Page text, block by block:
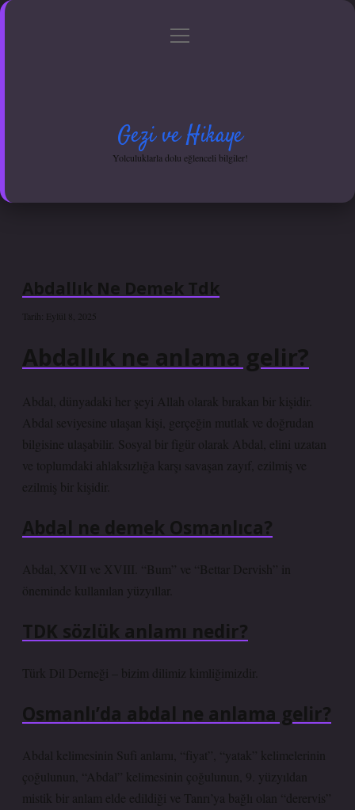
Gizlilik Politikası
menüyü
Gezi ve Hikaye
Yolculuklarla dolu eğlenceli bilgiler!
Abdallık Ne Demek Tdk
Tarih: Eylül 8, 2025
Abdallık ne anlama gelir?
Abdal, dünyadaki her şeyi Allah olarak bırakan bir kişidir.
Abdal seviyesine ulaşan kişi, gerçeğin mutlak ve doğrudan
bilgisine ulaşabilir. Sosyal bir figür olarak Abdal, elini uzatan
ve toplumdaki ahlaksızlığa karşı savaşan zayıf, ezilmiş ve
ezilmiş bir kişidir.
Abdal ne demek Osmanlıca?
Abdal, XVII ve XVIII. “Bum” ve “Bettar Dervish” in
öneminde kullanılan yüzyıllar.
TDK sözlük anlamı nedir?
Türk Dil Derneği – bizim dilimiz kimliğimizdir.
Osmanlı’da abdal ne anlama gelir?
Abdal kelimesinin Sufi anlamı, “fiyat”, “yatak” kelimelerinin
çoğulunun, “Abdal” kelimesinin çoğulunun, 9. yüzyıldan
mistik bir anlam elde edildiği ve Tanrı’ya bağlı olan “derervis”